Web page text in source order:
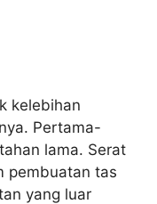
kelebihan
Pertama-
lama. Serat
pembuatan tas
yang luar